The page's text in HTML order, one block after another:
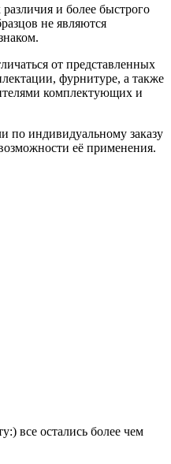
и более быстрого
не являются
от представленных
фурнитуре, а также
комплектующих и
по индивидуальному заказу
её применения.
все остались более чем